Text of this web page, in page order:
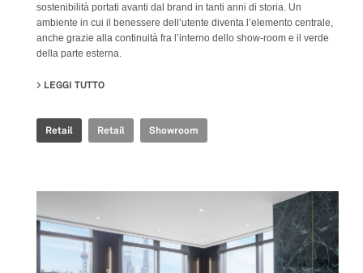
sostenibilità portati avanti dal brand in tanti anni di storia. Un
ambiente in cui il benessere dell’utente diventa l’elemento centrale,
anche grazie alla continuità fra l’interno dello show-room e il verde
della parte esterna.
LEGGI TUTTO
Retail Retail Showroom